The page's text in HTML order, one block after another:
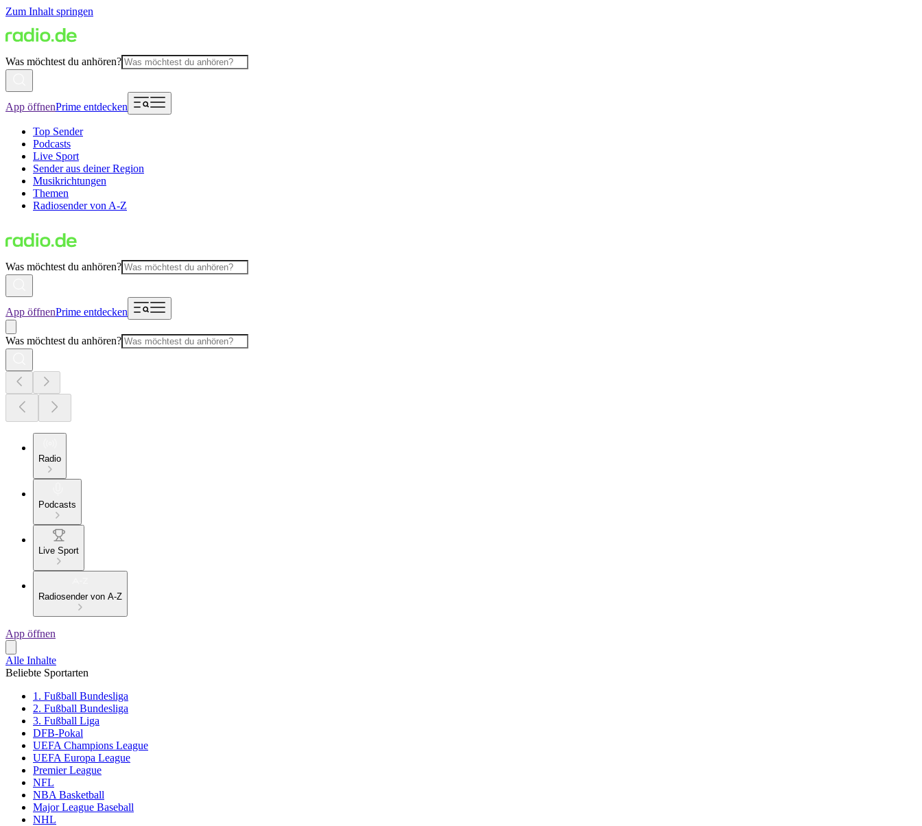
Zum Inhalt springen
Was möchtest du anhören?
App öffnenPrime entdecken
Top Sender
Podcasts
Live Sport
Sender aus deiner Region
Musikrichtungen
Themen
Radiosender von A-Z
Was möchtest du anhören?
App öffnenPrime entdecken
Was möchtest du anhören?
Radio
Podcasts
Live Sport
Radiosender von A-Z
App öffnen
Alle Inhalte
Beliebte Sportarten
1. Fußball Bundesliga
2. Fußball Bundesliga
3. Fußball Liga
DFB-Pokal
UEFA Champions League
UEFA Europa League
Premier League
NFL
NBA Basketball
Major League Baseball
NHL